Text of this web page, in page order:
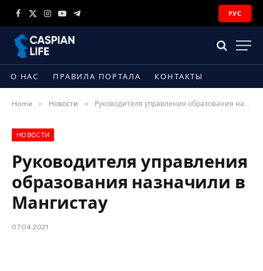
Facebook
X
Instagram
YouTubeTelegram
РУС
О НАС ПРАВИЛА ПОРТАЛА КОНТАКТЫ
Home » Новости » Руководителя управления образования назначили в Мангистау
НОВОСТИ
Руководителя управления
образования назначили в
Мангистау
07.04.2021